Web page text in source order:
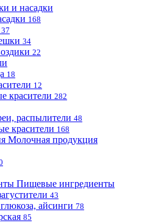
и насадки
168
37
34
22
18
12
красители 282
распылители 48
красители 168
Молочная продукция
Пищевые ингредиенты
43
айсинги 78
85